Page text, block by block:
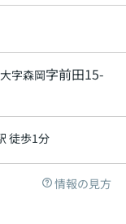
大字森岡字前田15-
徒歩1分
情報の見方